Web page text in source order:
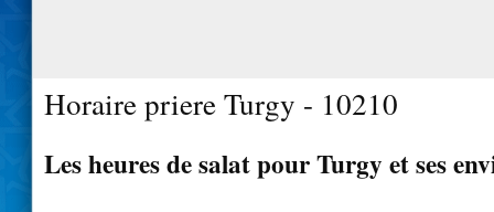
Horaire priere Turgy - 10210
Les heures de salat pour Turgy et ses